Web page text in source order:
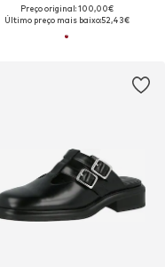
Preço original: 100,00€
Último preço mais baixo:52,43€